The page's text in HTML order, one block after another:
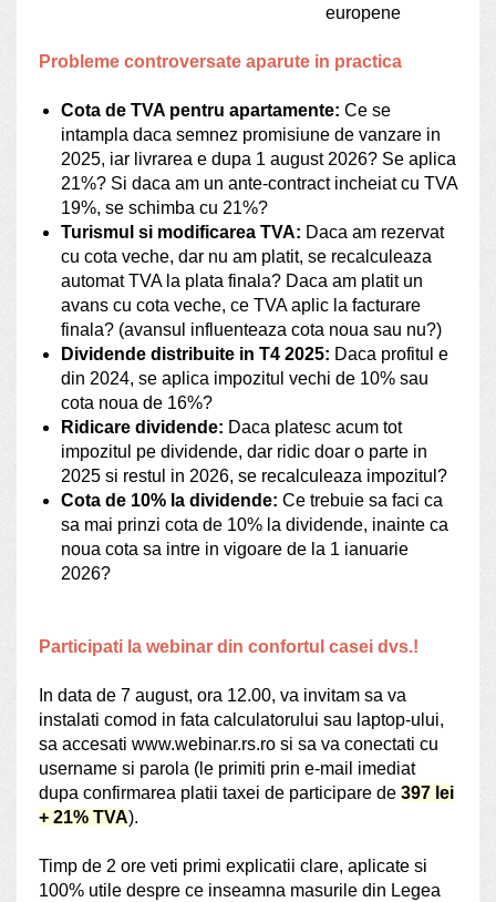
europene
Probleme controversate aparute in practica
Cota de TVA pentru apartamente: Ce se
intampla daca semnez promisiune de vanzare in
2025, iar livrarea e dupa 1 august 2026? Se aplica
21%? Si daca am un ante-contract incheiat cu TVA
19%, se schimba cu 21%?
Turismul si modificarea TVA: Daca am rezervat
cu cota veche, dar nu am platit, se recalculeaza
automat TVA la plata finala? Daca am platit un
avans cu cota veche, ce TVA aplic la facturare
finala? (avansul influenteaza cota noua sau nu?)
Dividende distribuite in T4 2025: Daca profitul e
din 2024, se aplica impozitul vechi de 10% sau
cota noua de 16%?
Ridicare dividende: Daca platesc acum tot
impozitul pe dividende, dar ridic doar o parte in
2025 si restul in 2026, se recalculeaza impozitul?
Cota de 10% la dividende: Ce trebuie sa faci ca
sa mai prinzi cota de 10% la dividende, inainte ca
noua cota sa intre in vigoare de la 1 ianuarie
2026?
Participati la webinar din confortul casei dvs.!
In data de 7 august, ora 12.00, va invitam sa va
instalati comod in fata calculatorului sau laptop-ului,
sa accesati www.webinar.rs.ro si sa va conectati cu
username si parola (le primiti prin e-mail imediat
dupa confirmarea platii taxei de participare de 397 lei
+ 21% TVA).
Timp de 2 ore veti primi explicatii clare, aplicate si
100% utile despre ce inseamna masurile din Legea